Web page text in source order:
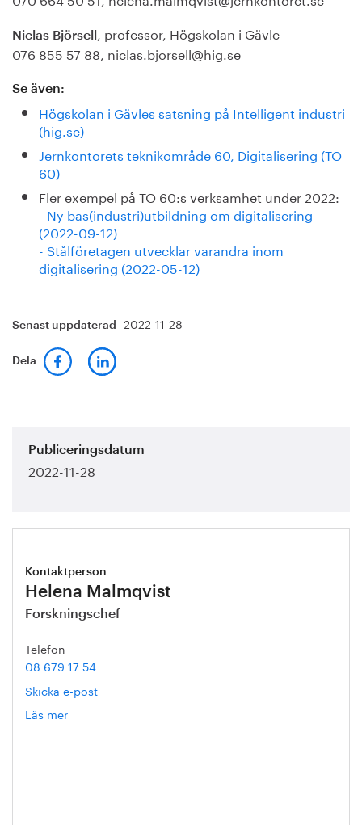
Niclas Björsell
, professor, Högskolan i Gävle
076 855 57 88, niclas.bjorsell@hig.se
Se även:
Högskolan i Gävles satsning på Intelligent industri
(hig.se)
Jernkontorets teknikområde 60, Digitalisering (TO
60)
Fler exempel på TO 60:s verksamhet under 2022:
- Ny bas(industri)utbildning om digitalisering
(2022-09-12)
- Stålföretagen utvecklar varandra inom
digitalisering (2022-05-12)
Senast uppdaterad 2022-11-28
Dela
Publiceringsdatum
2022-11-28
Kontaktperson
Helena Malmqvist
Forskningschef
Telefon
08 679 17 54
Skicka e-post
Läs mer